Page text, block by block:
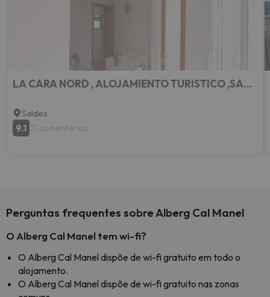
LA CARA NORD , ALOJAMIENTO TURISTICO ,SALDES, A LOS PIES DEL PEDRAFORCA, apartamento
Saldes
9.1 71 comentários
Perguntas frequentes sobre Alberg Cal Manel
O Alberg Cal Manel tem wi-fi?
O Alberg Cal Manel dispõe de wi-fi gratuito em todo o
alojamento.
O Alberg Cal Manel dispõe de wi-fi gratuito nas zonas